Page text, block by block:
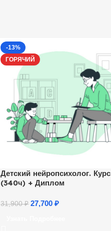
-13%
ГОРЯЧИЙ
Детский нейропсихолог. Курс
(340ч) + Диплом
31,900₽ 27,700₽